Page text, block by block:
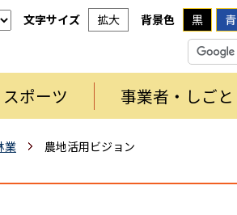
文字サイズ 拡大 背景色 黒 青
ポーツ 事業者・しごと
業 農地活用ビジョン